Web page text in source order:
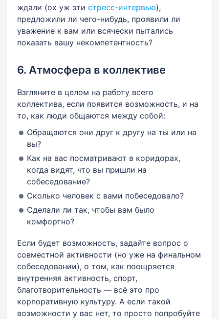
ждали (ох уж эти стресс-интервью),
предложили ли чего-нибудь, проявили ли
уважение к вам или всячески пытались
показать вашу некомпетентность?
6. Атмосфера в коллективе
Взгляните в целом на работу всего
коллектива, если появится возможность, и на
то, как люди общаются между собой:
Обращаются они друг к другу на ты или на
вы?
Как на вас посматривают в коридорах,
когда видят, что вы пришли на
собеседование?
Сколько человек с вами побеседовало?
Сделали ли так, чтобы вам было
комфортно?
Если будет возможность, задайте вопрос о
совместной активности (но уже на финальном
собеседовании), о том, как поощряется
внутренняя активность, спорт,
благотворительность — всё это про
корпоративную культуру. А если такой
возможности у вас нет, то просто попробуйте